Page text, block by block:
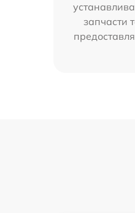
запчасти